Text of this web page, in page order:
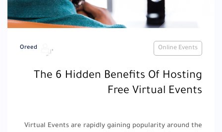
Online Events
Oreed
The 6 Hidden Benefits Of Hosting
Free Virtual Events
Virtual Events are rapidly gaining popularity around the